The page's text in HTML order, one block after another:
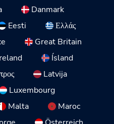
Danmark
Eesti
Ελλάς
Great Britain
Ísland
Latvija
Luxembourg
Malta
Maroc